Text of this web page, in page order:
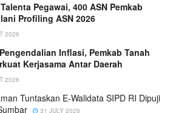
Pegawai, 400 ASN Pemkab
Profiling ASN 2026
2026
Inflasi, Pemkab Tanah
Kerjasama Antar Daerah
2026
Tuntaskan E-Walidata SIPD RI Dipuji
31 JULY 2026